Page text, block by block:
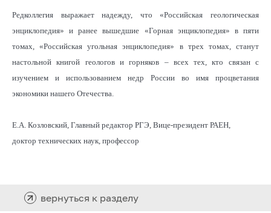
Редколлегия выражает надежду, что «Российская геологическая
энциклопедия» и ранее вышедшие «Горная энциклопедия» в пяти
томах, «Российская угольная энциклопедия» в трех томах, станут
настольной книгой геологов и горняков – всех тех, кто связан с
изучением и использованием недр России во имя процветания
экономики нашего Отечества.
Е.А. Козловский, Главный редактор РГЭ, Вице-президент РАЕН,
доктор технических наук, профессор
вернуться к разделу